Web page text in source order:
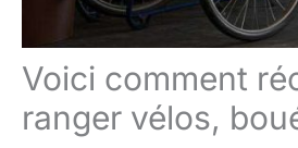
Voici comment
ranger vélos,